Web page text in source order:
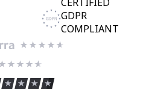
GDPR
COMPLIANT